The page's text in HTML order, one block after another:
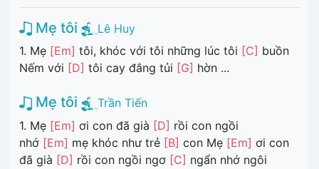
Mẹ tôi
Lê Huy
1. Mẹ [Em] tôi, khóc với tôi những lúc tôi [C] buồn
Nếm với [D] tôi cay đắng tủi [G] hờn ...
Mẹ tôi
Trần Tiến
1. Mẹ [Em] ơi con đã già [D] rồi con ngồi
nhớ [Em] mẹ khóc như trẻ [B] con Mẹ [Em] ơi con
đã già [D] rồi con ngồi ngơ [C] ngẩn nhớ ngôi